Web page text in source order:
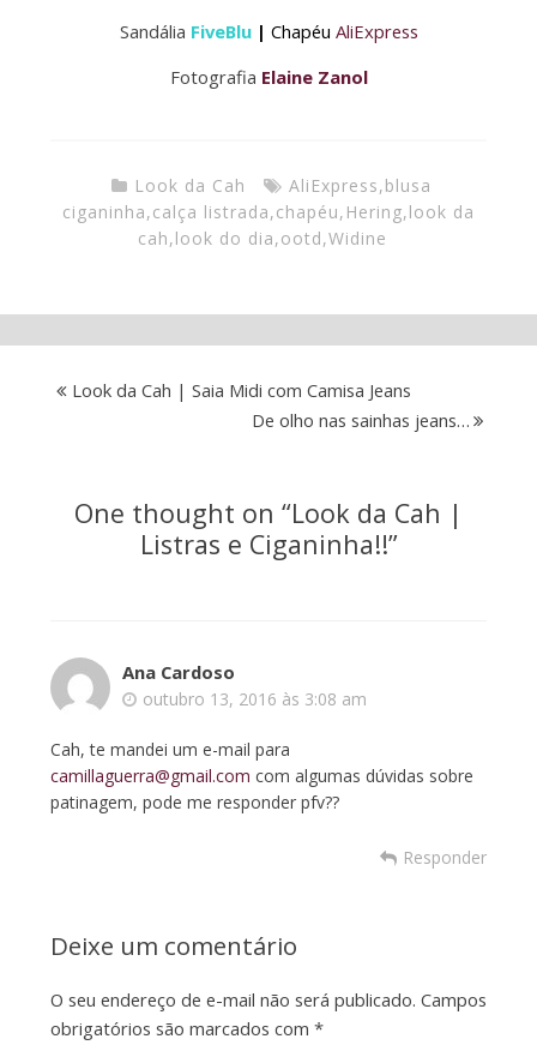
Sandália FiveBlu | Chapéu AliExpress
Fotografia Elaine Zanol
Look da Cah AliExpress,blusa
ciganinha,calça listrada,chapéu, Hering,look da
cah,look do dia,ootd,Widine
Look da Cah | Saia Midi com Camisa Jeans
De olho nas sainhas jeans…
One thought on “Look da Cah |
Listras e Ciganinha!!”
Ana Cardoso
outubro 13, 2016 às 3:08 am
Cah, te mandei um e-mail para
camillaguerra@gmail.com com algumas dúvidas sobre
patinagem, pode me responder pfv??
Responder
Deixe um comentário
O seu endereço de e-mail não será publicado. Campos
obrigatórios são marcados com *